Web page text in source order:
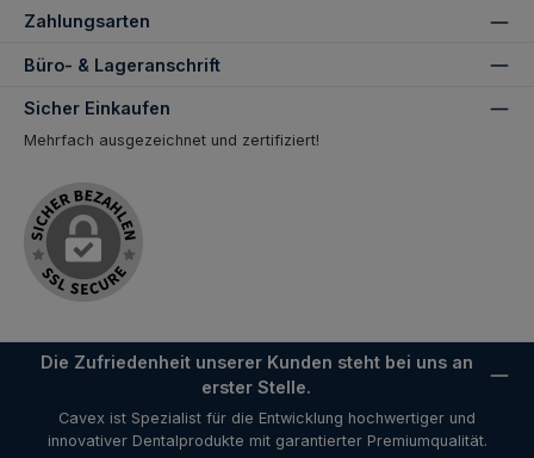
Zahlungsarten
Büro- & Lageranschrift
Sicher Einkaufen
Mehrfach ausgezeichnet und zertifiziert!
Die Zufriedenheit unserer Kunden steht bei uns an
erster Stelle.
Cavex ist Spezialist für die Entwicklung hochwertiger und
innovativer Dentalprodukte mit garantierter Premiumqualität.